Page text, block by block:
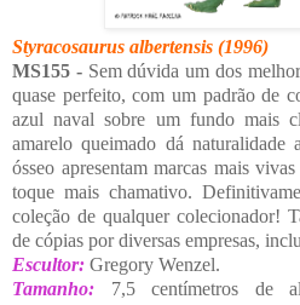
Styracosaurus albertensis (1996)
MS155 -Sem dúvida um dos
quase perfeito, com um padrão de
azul naval sobre um fundo mais
amarelo queimado dá
ósseo apresentam marcas mais
toque mais chamativo.
coleção de qualquer colecionador!
de cópias por diversas empresas,
Escultor: Gregory Wenzel.
Tamanho: 7,5 centímetros de